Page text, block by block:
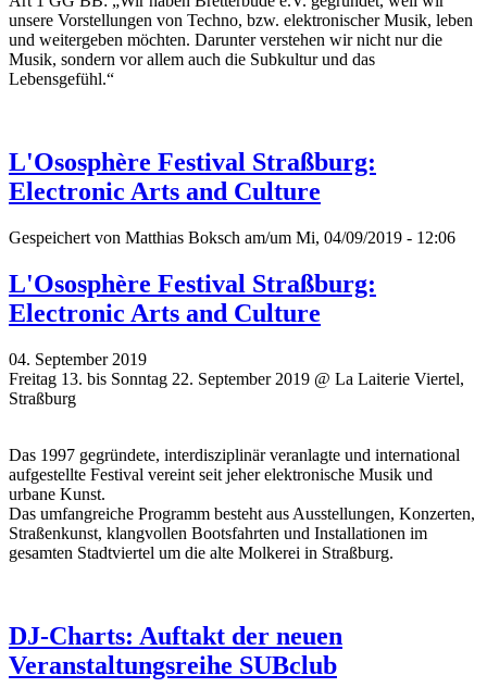
unsere Vorstellungen von Techno, bzw. elektronischer Musik, leben
und weitergeben möchten. Darunter verstehen wir nicht nur die
Musik, sondern vor allem auch die Subkultur und das
Lebensgefühl.“
L'Ososphère Festival Straßburg:
Electronic Arts and Culture
Gespeichert von Matthias Boksch am/um Mi, 04/09/2019 - 12:06
L'Ososphère Festival Straßburg:
Electronic Arts and Culture
04. September 2019
Freitag 13. bis Sonntag 22. September 2019 @ La Laiterie Viertel,
Straßburg
Das 1997 gegründete, interdisziplinär veranlagte und international
aufgestellte Festival vereint seit jeher elektronische Musik und
urbane Kunst.
Das umfangreiche Programm besteht aus Ausstellungen, Konzerten,
Straßenkunst, klangvollen Bootsfahrten und Installationen im
gesamten Stadtviertel um die alte Molkerei in Straßburg.
DJ-Charts: Auftakt der neuen
Veranstaltungsreihe SUBclub